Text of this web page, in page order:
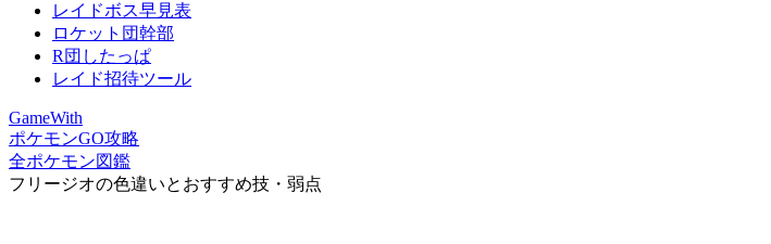
レイドボス早見表
ロケット団幹部
R団したっぱ
レイド招待ツール
GameWith
ポケモンGO攻略
全ポケモン図鑑
フリージオの色違いとおすすめ技・弱点